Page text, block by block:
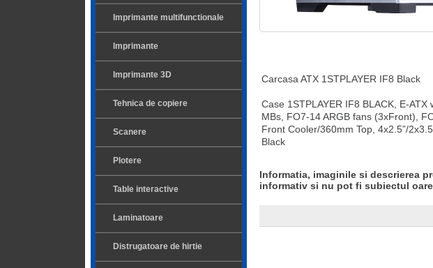
Imprimante multifunctionale
Imprimante
Imprimante 3D
Tehnica de copiere
Scanere
Plotere
Table interactive
Laminatoare
Distrugatoare de hirtie
Carcasa ATX 1STPLAYER IF8 Black
Case 1STPLAYER IF8 BLACK, E-
MBs, FO7-14 ARGB fans (3xFront),
Front Cooler/360mm Top, 4x2.5”/
Black
Informatia, imaginile si descrierea
informativ si nu pot fi subiectul